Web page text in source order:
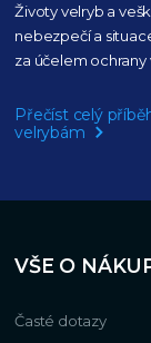
Životy velryb a
nebezpečí a
za účelem
Přečíst celý
velrybám
VŠE O
Časté dotazy